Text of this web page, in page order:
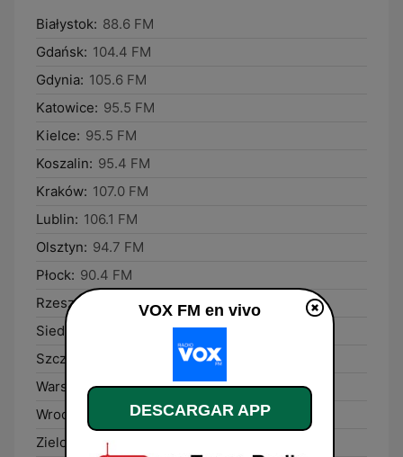
Białystok: 88.6 FM
Gdańsk: 104.4 FM
Gdynia: 105.6 FM
Katowice: 95.5 FM
Kielce: 95.5 FM
Koszalin: 95.4 FM
Kraków: 107.0 FM
Lublin: 106.1 FM
Olsztyn: 94.7 FM
Płock: 90.4 FM
Rzeszów:
97.1 FM
Siedlce:
Szczecin:
Warsaw: 104.4 FM
Wrocław:
101.5 FM
Zielona Góra:
VOX FM en vivo
DESCARGAR APP